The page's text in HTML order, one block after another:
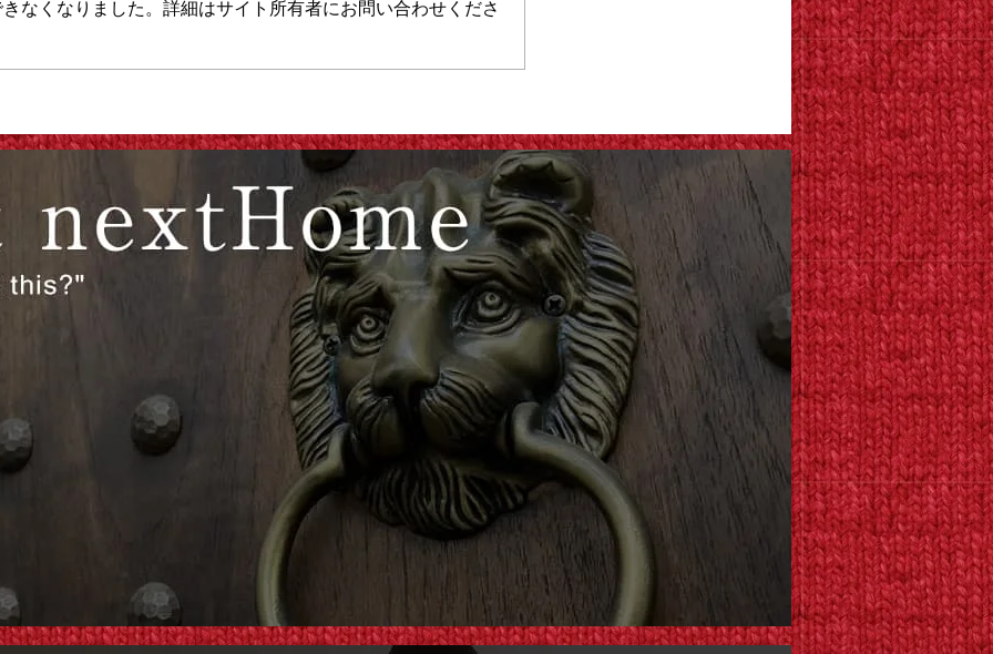
狂人の、大真面目な独白
価格体系の改定と、これから
なくなりました。詳細はサイト所有者にお問い合わせくださ